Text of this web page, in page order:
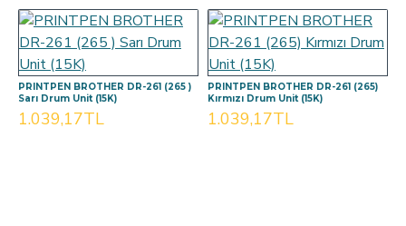
PRINTPEN BROTHER DR-261 (265 )
Sarı Drum Unit (15K)
1.039,17TL
PRINTPEN BROTHER DR-261 (265)
Kırmızı Drum Unit (15K)
1.039,17TL